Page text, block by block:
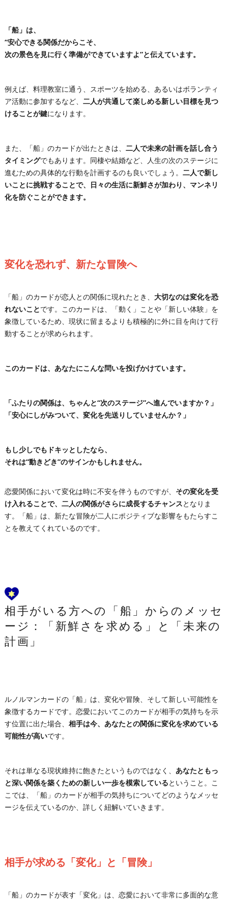
「船」は、
“安心できる関係だからこそ、
次の景色を見に行く準備ができていますよ”と伝えています。
例えば、料理教室に通う、スポーツを始める、あるいはボランティ
ア活動に参加するなど、 二人が共通して楽しめる新しい目標を見つ
けることが鍵になります。
また、「船」のカードが出たときは、 二人で未来の計画を話し合う
タイミングでもあります。同棲や結婚など、人生の次のステージに
進むための具体的な行動を計画するのも良いでしょう。 二人で新し
いことに挑戦することで、日々の生活に新鮮さが加わり、マンネリ
化を防ぐことができます。
変化を恐れず、新たな冒険へ
「船」のカードが恋人との関係に現れたとき、 大切なのは変化を恐
れないことです。このカードは、「動く」ことや「新しい体験」を
象徴しているため、現状に留まるよりも積極的に外に目を向けて行
動することが求められます。
このカードは、あなたにこんな問いを投げかけています。
「ふたりの関係は、ちゃんと“次のステージ”へ進んでいますか？」
「安心にしがみついて、変化を先送りしていませんか？」
もし少しでもドキッとしたなら、
それは“動きどき”のサインかもしれません。
恋愛関係において変化は時に不安を伴うものですが、 その変化を受
け入れることで、二人の関係がさらに成長するチャンスとなりま
す。「船」は、新たな冒険が二人にポジティブな影響をもたらすこ
とを教えてくれているのです。
相手がいる方への「船」からのメッセ
ージ：「新鮮さを求める」と「未来の
計画」
ルノルマンカードの「船」は、変化や冒険、そして新しい可能性を
象徴するカードです。恋愛においてこのカードが相手の気持ちを示
す位置に出た場合、 相手は今、あなたとの関係に変化を求めている
可能性が高いです。
それは単なる現状維持に飽きたというものではなく、 あなたともっ
と深い関係を築くための新しい一歩を模索しているということ。こ
こでは、「船」のカードが相手の気持ちについてどのようなメッセ
ージを伝えているのか、詳しく紐解いていきます。
相手が求める「変化」と「冒険」
「船」のカードが表す「変化」は、恋愛において非常に多面的な意